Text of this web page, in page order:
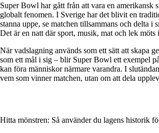
Super Bowl har gått från att vara en amerikansk
globalt fenomen. I Sverige har det blivit en
stanna uppe, se matchen tillsammans och delta i
Det är en natt där sport, musik, mat och lek
När vadslagning används som ett sätt att skapa
som ett mål i sig – blir Super Bowl ett exempel
kan föra människor närmare varandra. I
vem som vinner matchen, utan om att dela
Hitta mönstren: Så använder du lagens historik